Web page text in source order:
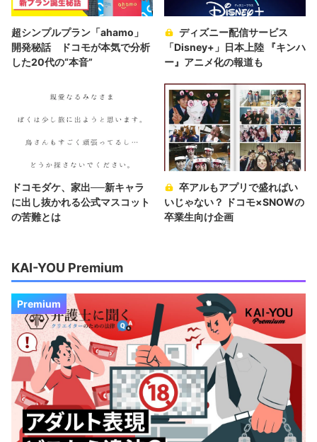
超シンプルプラン「ahamo」
開発秘話 ドコモが本気で分析
した20代の“本音”
ディズニー配信サービス
「Disney+」日本上陸 『キンハ
ー』アニメ化の報道も
ドコモダケ、家出──新キャラ
に出し抜かれる公式マスコット
の苦難とは
卒アルもアプリで盛ればい
いじゃない？ ドコモ×SNOWの
卒業生向け企画
KAI-YOU Premium
Premium